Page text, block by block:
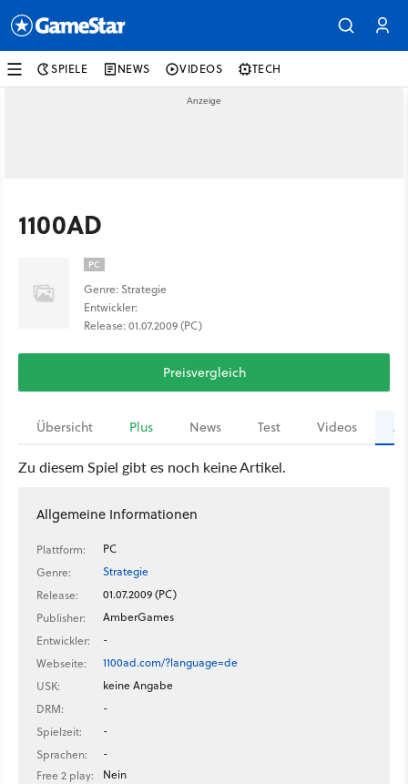
SPIELE NEWS VIDEOS TECH
1100AD
PC
Genre: Strategie
Entwickler:
Release: 01.07.2009 (PC)
Preisvergleich
Übersicht Plus News Test Videos
Zu diesem Spiel gibt es noch keine Artikel.
Allgemeine Informationen
Plattform:
PC
Genre:
Strategie
Release:
01.07.2009 (PC)
Publisher:
AmberGames
Entwickler:
-
Webseite:
1100ad.com/?language=de
USK:
keine Angabe
DRM:
-
Spielzeit:
-
Sprachen:
-
Free 2 play:
Nein